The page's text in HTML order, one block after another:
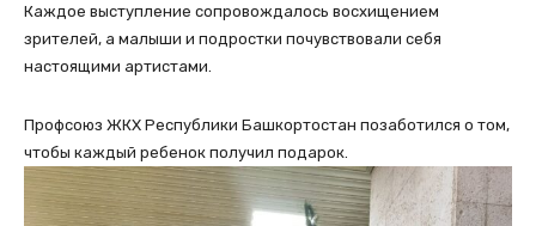
Каждое выступление сопровождалось восхищением
зрителей, а малыши и подростки почувствовали себя
настоящими артистами.
Профсоюз ЖКХ Республики Башкортостан позаботился о том,
чтобы каждый ребенок получил подарок.